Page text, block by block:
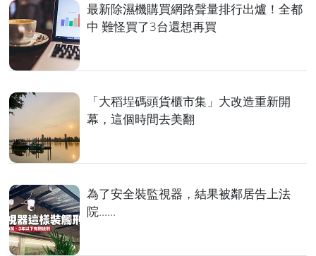
最新除濕機購買網路聲量排行出爐！全都
中 難怪買了3台還想再買
「大稻埕碼頭貨櫃市集」大改造重新開
幕，這個時間去美翻
為了安全裝監視器，結果被鄰居告上法
院......